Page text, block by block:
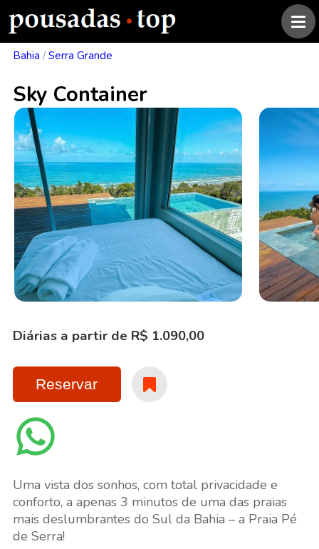
Bahia / Serra Grande
Sky Container
Diárias a partir de R$ 1.090,00
Reservar
Uma vista dos sonhos, com total privacidade e
conforto, a apenas 3 minutos de uma das praias
mais deslumbrantes do Sul da Bahia – a Praia Pé
de Serra!